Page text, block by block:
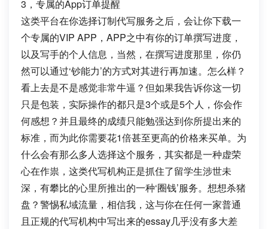
3，专属的App订单提醒
这类平台在你选择订制代写服务之后，会让你下载一
个专属的VIP APP，APP之中有你的订单撰写进度，
以及写手的个人信息，当然，在撰写进度那里，你仍
然可以通过‘钞能力’的方式对其进行再加速。怎么样？
看上去是不是感觉非常牛逼？但如果我告诉你这一切
只是包装，实际操作的都只是3个或是5个人，你会作
何感想？并且最终的成绩只能勉强达到你所提出来的
标准，而为此你需要花1倍甚至更高的价格来买单。为
什么会有那么多人选择这个服务，其实都是一种虚荣
心在作祟，这类代写机构正是抓住了留学生涉世未
深，有攀比的心里所推出的一种‘圈钱’服务。想想杀猪
盘？警惕私域流量，相信我，这与你在任何一家普通
且正规的代写机构中写出来的essay几乎没有多大差